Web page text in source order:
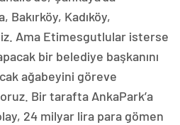
Bakırköy, Kadıköy,
Ama Etimesgutlular isterse
bir belediye başkanını
ağabeyini göreve
Bir tarafta AnkaPark’a
24 milyar lira para gömen